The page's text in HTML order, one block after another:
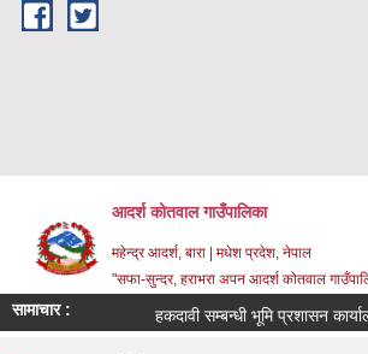
Skip to main content
आदर्श कोतवाल गाउँपालिका
महेन्द्र आदर्श, बारा | मधेश प्रदेश, नेपाल
"सफा-सुन्दर, हराभरा अपन आदर्श कोतवाल
सामाचार : हकदावी सम्बन्धी भूमि प्रशासन